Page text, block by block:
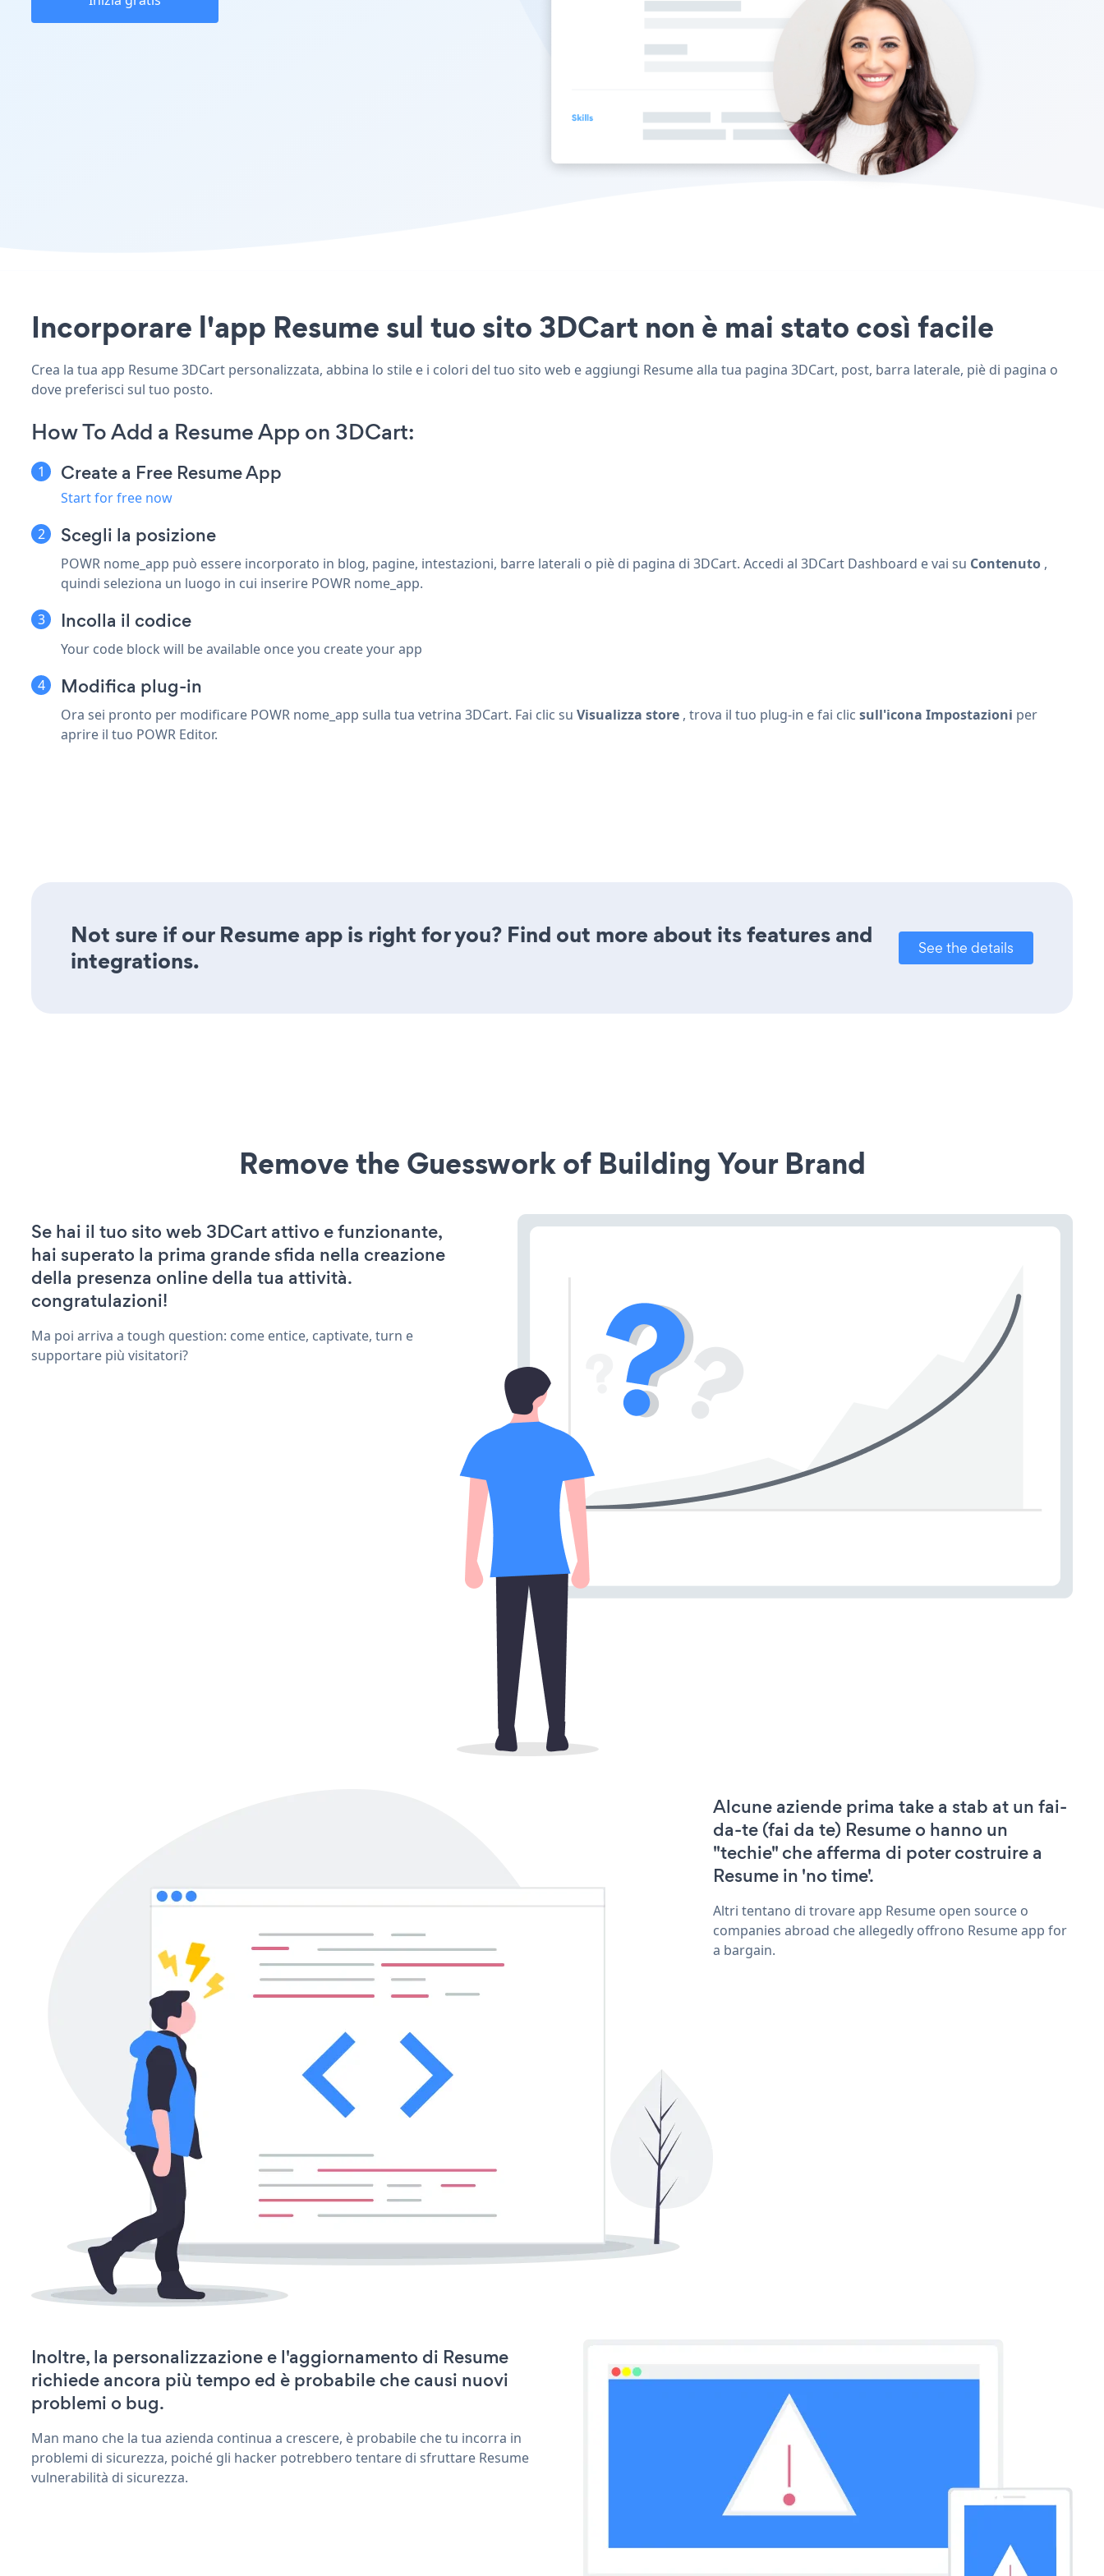
Incorporare l'app Resume sul tuo sito 3DCart non è mai stato così facile
Crea la tua app Resume 3DCart personalizzata, abbina lo stile e i colori del tuo sito web e aggiungi Resume alla tua pagina 3DCart, post, barra laterale, piè di pagina o
dove preferisci sul tuo posto.
How To Add a Resume App on 3DCart:
Create a Free Resume App
Start for free now
Scegli la posizione
POWR nome_app può essere incorporato in blog, pagine, intestazioni, barre laterali o piè di pagina di 3DCart. Accedi al 3DCart Dashboard e vai su Contenuto ,
quindi seleziona un luogo in cui inserire POWR nome_app.
Incolla il codice
Your code block will be available once you create your app
Modifica plug-in
Ora sei pronto per modificare POWR nome_app sulla tua vetrina 3DCart. Fai clic su Visualizza store , trova il tuo plug-in e fai clic sull'icona Impostazioni per
aprire il tuo POWR Editor.
Not sure if our Resume app is right for you? Find out more about its features and
integrations.
See the details
Remove the Guesswork of Building Your Brand
Se hai il tuo sito web 3DCart attivo e funzionante,
hai superato la prima grande sfida nella creazione
della presenza online della tua attività.
congratulazioni!
Ma poi arriva a tough question: come entice, captivate, turn e
supportare più visitatori?
Alcune aziende prima take a stab at un fai-
da-te (fai da te) Resume o hanno un
"techie" che afferma di poter costruire a
Resume in 'no time'.
Altri tentano di trovare app Resume open source o
companies abroad che allegedly offrono Resume app for
a bargain.
Inoltre, la personalizzazione e l'aggiornamento di Resume
richiede ancora più tempo ed è probabile che causi nuovi
problemi o bug.
Man mano che la tua azienda continua a crescere, è probabile che tu incorra in
problemi di sicurezza, poiché gli hacker potrebbero tentare di sfruttare Resume
vulnerabilità di sicurezza.